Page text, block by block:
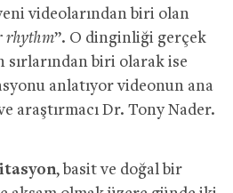
videolarından biri olan
rhythm”. O dinginliği gerçek
sırlarından biri olarak ise
anlatıyor videonun ana
araştırmacı Dr. Tony Nader.
, basit ve doğal bir